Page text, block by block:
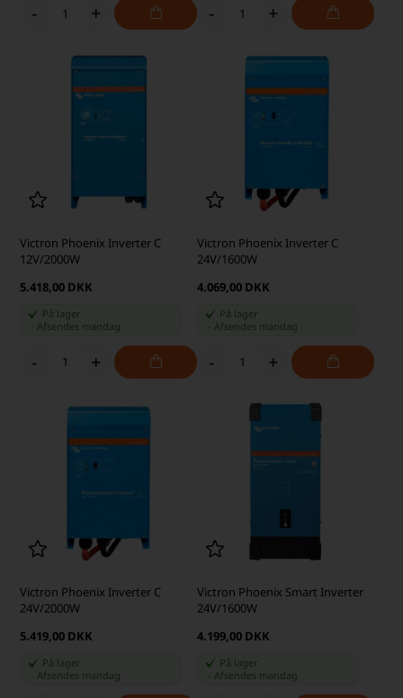
- + - +
Victron Phoenix Inverter C
12V/2000W
5.418,00 DKK
På lager
Afsendes mandag
- +
Victron Phoenix Inverter C
24V/1600W
4.069,00 DKK
På lager
Afsendes mandag
- +
Victron Phoenix Inverter C
24V/2000W
5.419,00 DKK
På lager
Afsendes mandag
Victron Phoenix Smart Inverter
24V/1600W
4.199,00 DKK
På lager
Afsendes mandag